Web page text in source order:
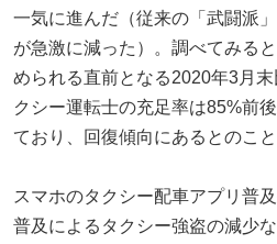
一気に進んだ（従来の「武闘派
が急激に減った）。調べてみる
められる直前となる2020年3月
クシー運転士の充足率は85%前
ており、回復傾向にあるとのこと
スマホのタクシー配車アプリ普
普及によるタクシー強盗の減少